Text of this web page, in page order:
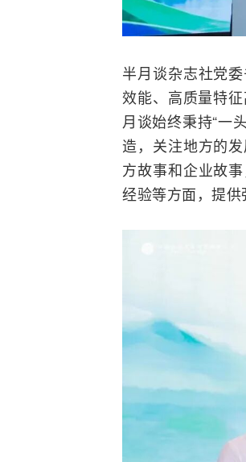
半月谈杂志社党
效能、高质量特
月谈始终秉持“一
造，关注地方的
方故事和企业故
经验等方面，提供